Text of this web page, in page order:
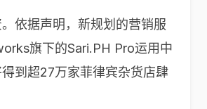
依据声明，新规划的营销服
旗下的Sari.PH Pro运用中
到超27万家菲律宾杂货店肆